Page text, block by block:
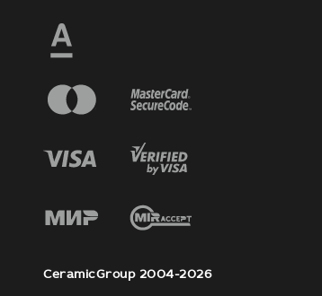
CeramicGroup 2004-2026